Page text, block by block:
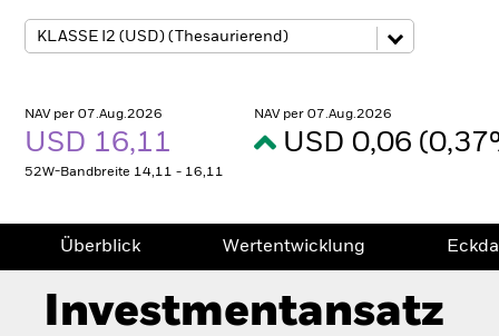
NAV per 07.Aug.2026
USD 16,11
52W-Bandbreite 14,11 - 16,11
NAV per 07.Aug.2026
USD 0,06
Überblick Wertentwicklung
Investmentansatz